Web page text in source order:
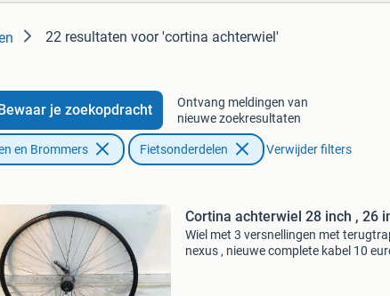
22 resultaten voor 'cortina achterwiel'
je zoekopdracht
Ontvang meldingen van
nieuwe zoekresultaten
en Brommers Fietsonderdelen Verwijder filters
Cortina achterwiel 28 inch , 26
Wiel met 3 versnellingen met
nexus , nieuwe complete kabel 10